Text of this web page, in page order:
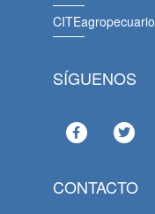
CITEagropecuario
SÍGUENOS
CONTACTO